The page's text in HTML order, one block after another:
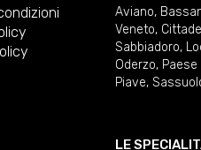
Aviano,
Veneto,
Sabbiadoro,
Oderzo,
Piave,
LE